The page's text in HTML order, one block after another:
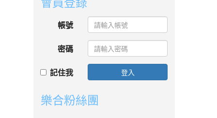
帳號
密碼
記住我 登入
樂合粉絲團